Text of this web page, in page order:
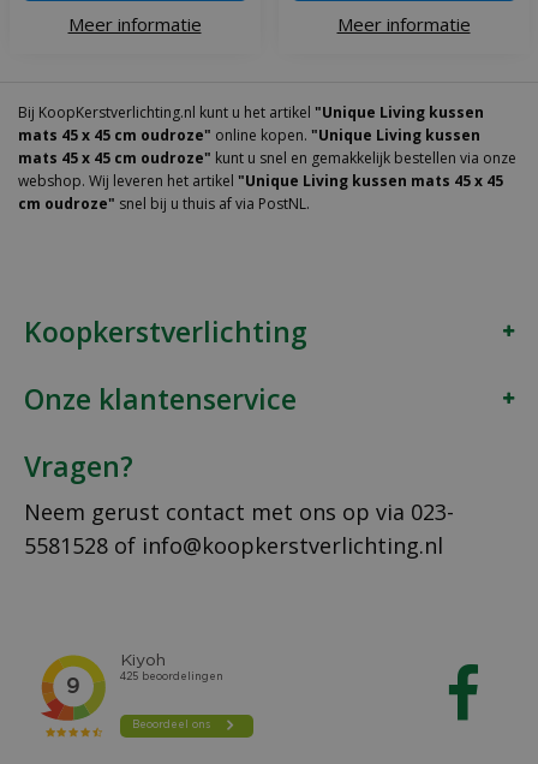
Meer informatie Meer informatie
Bij KoopKerstverlichting.nl kunt u het artikel "Unique Living kussen
mats 45 x 45 cm oudroze" online kopen. "Unique Living kussen
mats 45 x 45 cm oudroze" kunt u snel en gemakkelijk bestellen via onze
webshop. Wij leveren het artikel "Unique Living kussen mats 45 x 45
cm oudroze" snel bij u thuis af via PostNL.
Koopkerstverlichting
Onze klantenservice
Vragen?
Neem gerust contact met ons op via 023-
5581528 of info@koopkerstverlichting.nl